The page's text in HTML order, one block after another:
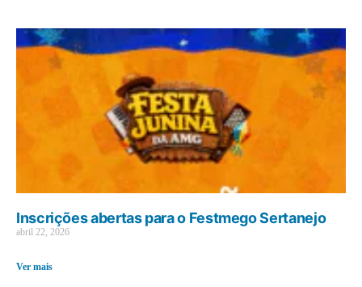
Inscrições abertas para o Festmego Sertanejo
abril 22, 2026
Ver mais